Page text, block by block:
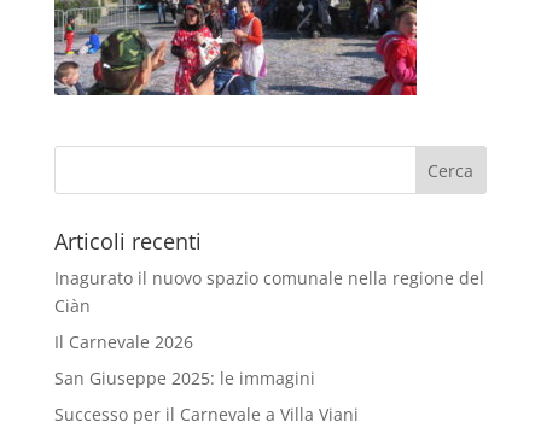
Articoli recenti
Inagurato il nuovo spazio comunale nella regione del
Ciàn
Il Carnevale 2026
San Giuseppe 2025: le immagini
Successo per il Carnevale a Villa Viani